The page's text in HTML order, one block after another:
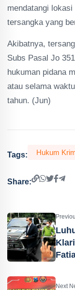
mendatangi
tersangka yang
Akibatnya,
Subs Pasal Jo
hukuman pidana
atau selama
tahun. (Jun)
Tags: Hukum
Share:
Next